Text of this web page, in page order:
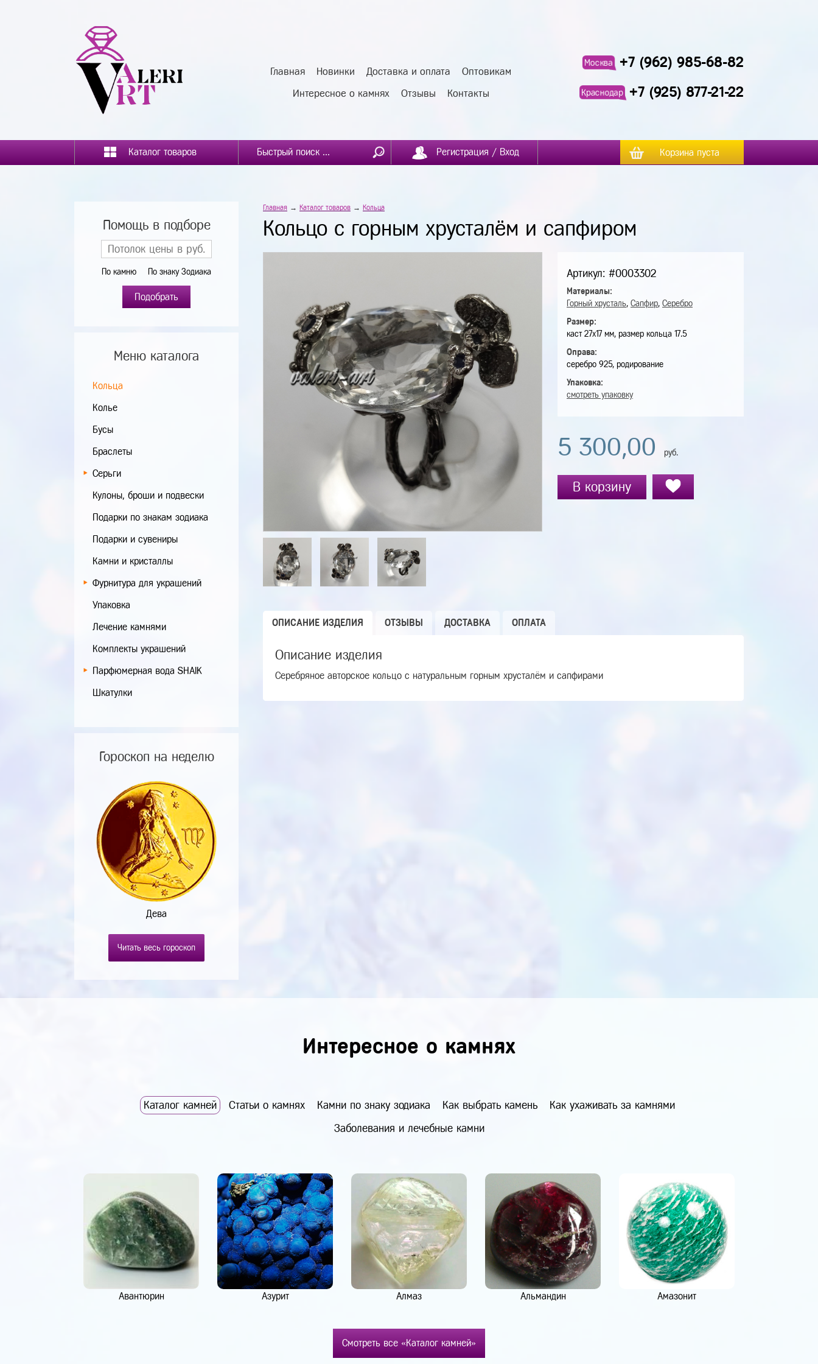
Главная Новинки Доставка и оплата Оптовикам
Интересное о камнях Отзывы Контакты
Москва +7 (962) 985-68-82
Краснодар +7 (925) 877-21-22
Каталог товаров Регистрация / Вход Корзина пуста
Помощь в подборе
По камню По знаку Зодиака
Подобрать
Меню каталога
Кольца
Колье
Бусы
Браслеты
Серьги
Кулоны, броши и подвески
Подарки по знакам зодиака
Подарки и сувениры
Камни и кристаллы
Фурнитура для украшений
Упаковка
Лечение камнями
Комплекты украшений
Парфюмерная вода SHAIK
Шкатулки
Гороскоп на неделю
Дева
Читать весь гороскоп
Главная → Каталог товаров → Кольца
Кольцо с горным хрусталём и сапфиром
Артикул: #0003302
Материалы:
Горный хрусталь, Сапфир, Серебро
Размер:
каст 27х17 мм, размер кольца 17.5
Оправа:
серебро 925, родирование
Упаковка:
смотреть упаковку
5 300,00 руб.
В корзину
ОПИСАНИЕ ИЗДЕЛИЯ ОТЗЫВЫ ДОСТАВКА ОПЛАТА
Описание изделия
Серебряное авторское кольцо с натуральным горным хрусталём и сапфирами
Интересное о камнях
Каталог камней Статьи о камнях Камни по знаку зодиака Как выбрать камень Как ухаживать за камнями
Заболевания и лечебные камни
Авантюрин Азурит Алмаз Альмандин Амазонит
Смотреть все «Каталог камней»